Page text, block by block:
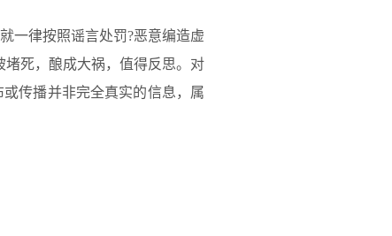
一律按照谣言处罚?恶意编造虚
死，酿成大祸，值得反思。对
传播并非完全真实的信息，属